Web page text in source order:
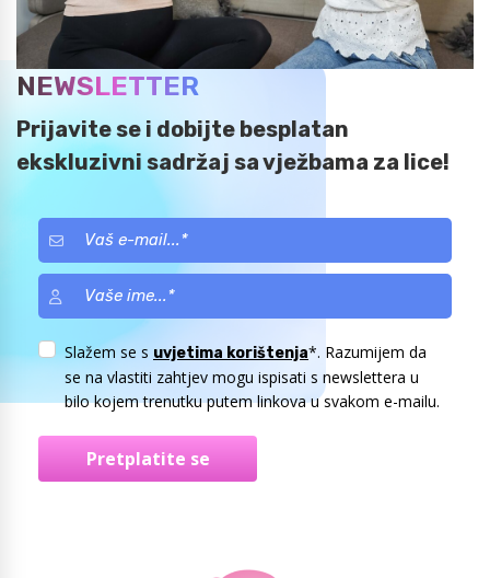
NEWSLETTER
Prijavite se i dobijte besplatan
ekskluzivni sadržaj sa vježbama za lice!
Slažem se s uvjetima korištenja*. Razumijem da
se na vlastiti zahtjev mogu ispisati s newslettera u
bilo kojem trenutku putem linkova u svakom e-mailu.
Pretplatite se